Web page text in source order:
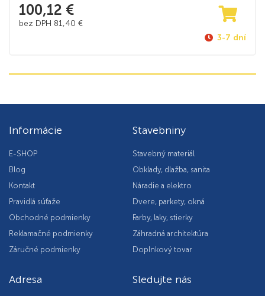
100,12 €
bez DPH 81,40 €
3-7 dní
Informácie
E-SHOP
Blog
Kontakt
Pravidlá súťaže
Obchodné podmienky
Reklamačné podmienky
Záručné podmienky
Stavebniny
Stavebný materiál
Obklady, dlažba, sanita
Náradie a elektro
Dvere, parkety, okná
Farby, laky, stierky
Záhradná architektúra
Doplnkový tovar
Adresa Sledujte nás